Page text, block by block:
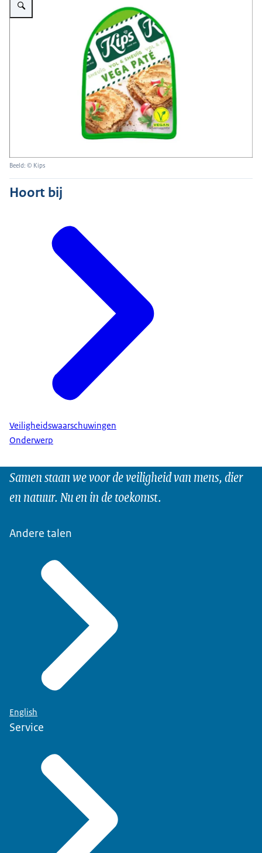
Beeld: © Kips
Hoort bij
Veiligheidswaarschuwingen
Onderwerp
Samen staan we voor de veiligheid van mens, dier
en natuur. Nu en in de toekomst.
Andere talen
English
Service